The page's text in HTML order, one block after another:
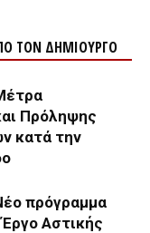
ΤΟΝ ΔΗΜΙΟΥΡΓΟ
Πρόληψης
κατά την
πρόγραμμα
Αστικής